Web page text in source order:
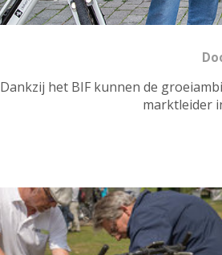
Dankzij het BIF kunnen de
marktleider